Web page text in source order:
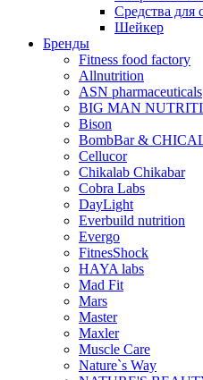
Средства для
Шейкер
Бренды
Fitness food factory
Allnutrition
ASN pharmaceuticals
BIG MAN
Bison
BombBar &
Cellucor
Chikalab Chikabar
Cobra Labs
DayLight
Everbuild nutrition
Evergo
FitnesShock
HAYA labs
Mad Fit
Mars
Master
Maxler
Muscle Care
Nature`s Way